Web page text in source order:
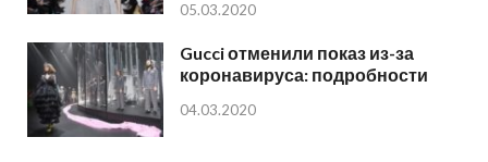
05.03.2020
Gucci отменили показ из-за
коронавируса: подробности
04.03.2020